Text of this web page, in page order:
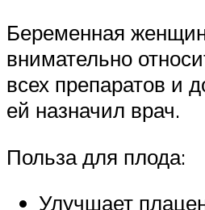
Беременная
внимательно
всех препаратов и
ей назначил врач.
Польза для плода:
Улучшает